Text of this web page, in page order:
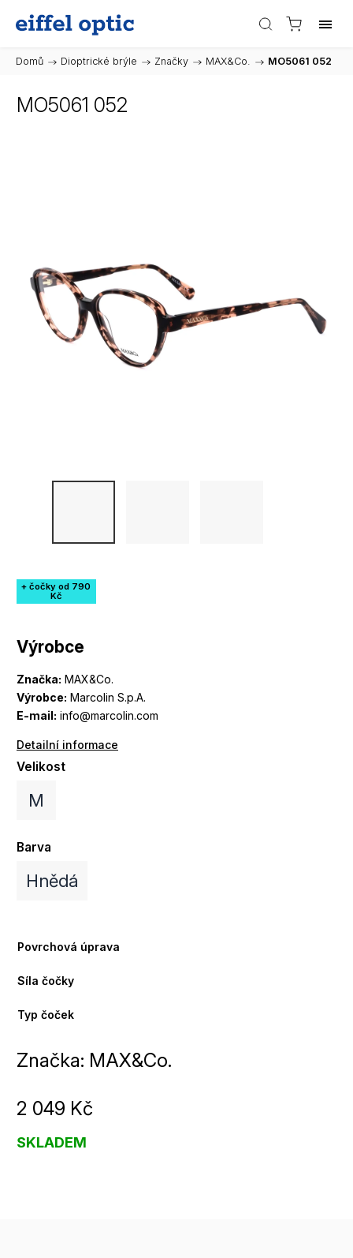
Domů / Dioptrické brýle / Značky / MAX&Co. / MO5061 052
MO5061 052
Výrobce
Značka: MAX&Co.
Výrobce: Marcolin S.p.A.
E-mail: info@marcolin.com
Detailní informace
+ čočky od 790
Kč
Velikost
M
Barva
Hnědá
Povrchová úprava
Síla čočky
Typ čoček
Značka: MAX&Co.
2 049 Kč
SKLADEM